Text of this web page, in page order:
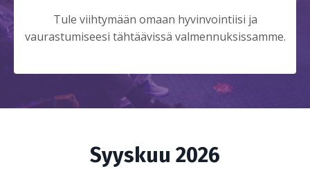
Tule viihtymään omaan hyvinvointiisi ja
vaurastumiseesi tähtäävissä valmennuksissamme.
Syyskuu 2026